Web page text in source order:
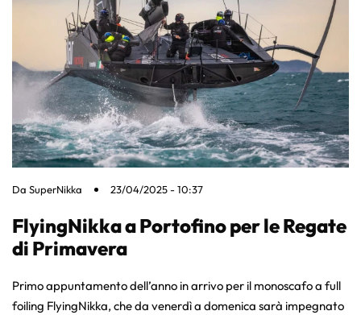
Da SuperNikka 23/04/2025 - 10:37
FlyingNikka a Portofino per le Regate
di Primavera
Primo appuntamento dell’anno in arrivo per il monoscafo a full
foiling FlyingNikka, che da venerdì a domenica sarà impegnato